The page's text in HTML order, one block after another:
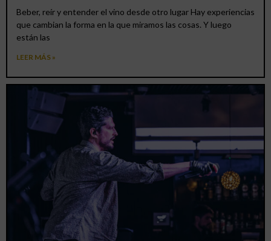
Beber, reír y entender el vino desde otro lugar Hay experiencias
que cambian la forma en la que miramos las cosas. Y luego
están las
LEER MÁS »